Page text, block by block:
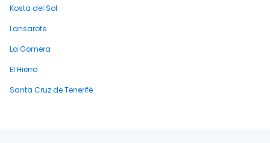
Kosta del Sol
Lansarotė
La Gomera
El Hierro
Santa Cruz de Tenerifė